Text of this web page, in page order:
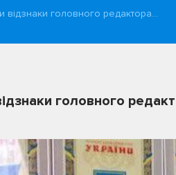
відзнаки головного редактора…
головного